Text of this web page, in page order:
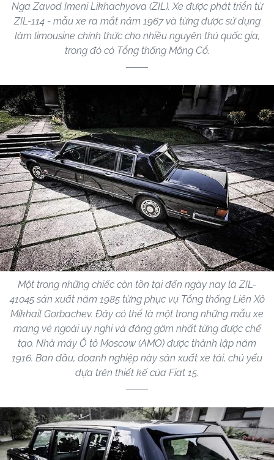
Nga Zavod Imeni Likhachyova (ZIL). Xe được phát triển từ
ZIL-114 - mẫu xe ra mắt năm 1967 và từng được sử dụng
làm limousine chính thức cho nhiều nguyên thủ quốc gia,
trong đó có Tổng thống Mông Cổ.
Một trong những chiếc còn tồn tại đến ngày nay là ZIL-
41045 sản xuất năm 1985 từng phục vụ Tổng thống Liên Xô
Mikhail Gorbachev. Đây có thể là một trong những mẫu xe
mang vẻ ngoài uy nghi và đáng gờm nhất từng được chế
tạo. Nhà máy Ô tô Moscow (AMO) được thành lập năm
1916. Ban đầu, doanh nghiệp này sản xuất xe tải, chủ yếu
dựa trên thiết kế của Fiat 15.